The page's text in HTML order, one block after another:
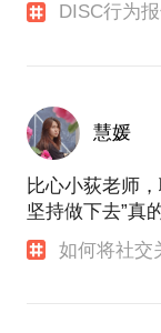
DISC行为
慧媛
比心小荻老师
坚持做下去”真
如何将社交